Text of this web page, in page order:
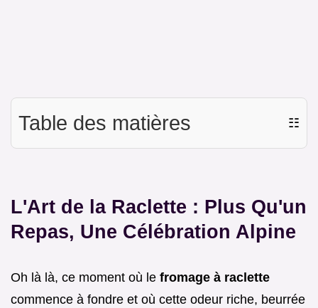
Table des matières ☷
L'Art de la Raclette : Plus Qu'un
Repas, Une Célébration Alpine
Oh là là, ce moment où le fromage à raclette
commence à fondre et où cette odeur riche, beurrée